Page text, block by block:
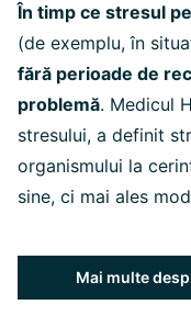
În timp ce stresul
(de exemplu, în
fără perioade de
problemă. Medicul
stresului, a definit
organismului la
sine, ci mai ales
Mai multe